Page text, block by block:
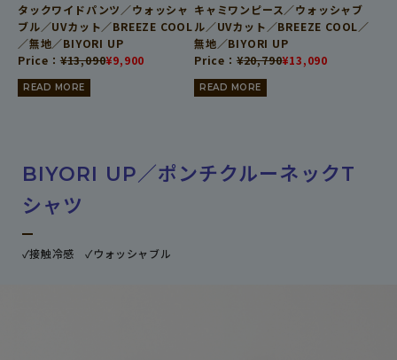
タックワイドパンツ／ウォッシャ
ブル／UVカット／BREEZE COOL
／無地／BIYORI UP
Price：¥13,090¥9,900
READ MORE
キャミワンピース／ウォッシャブ
ル／UVカット／BREEZE COOL／
無地／BIYORI UP
Price：¥20,790¥13,090
READ MORE
BIYORI UP／ポンチクルーネックT
シャツ
✓接触冷感 ✓ウォッシャブル